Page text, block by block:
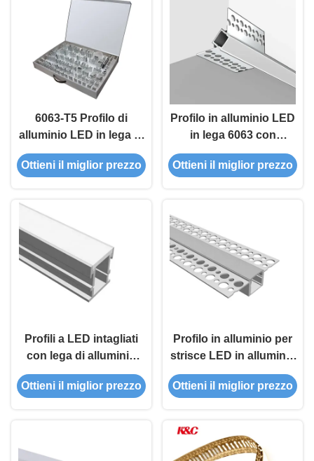
6063-T5 Profilo di
alluminio LED in lega di
alluminio con superficie
anodizzata e diffusore
Ottieni il miglior prezzo
Profilo in alluminio LED
in lega 6063 con
montaggio superficiale
e garanzia di 5 anni per
Ottieni il miglior prezzo
Profili a LED intagliati
con lega di alluminio
6063-T5 e superficie
anodizzata per
Ottieni il miglior prezzo
Profilo in alluminio per
strisce LED in alluminio
6063 T5 con diffusore in
PMMA per illuminazione
Ottieni il miglior prezzo